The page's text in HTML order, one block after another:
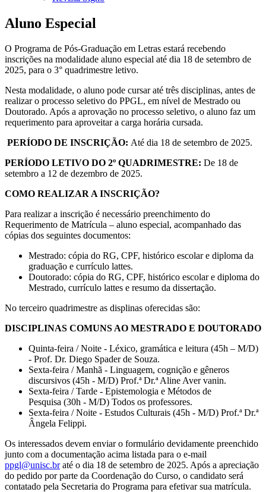
Aluno Especial
O Programa de Pós-Graduação em Letras estará recebendo
inscrições na modalidade aluno especial até dia 18 de setembro de
2025, para o 3° quadrimestre letivo.
Nesta modalidade, o aluno pode cursar até três disciplinas, antes de
realizar o processo seletivo do PPGL, em nível de Mestrado ou
Doutorado. Após a aprovação no processo seletivo, o aluno faz um
requerimento para aproveitar a carga horária cursada.
PERÍODO DE INSCRIÇÃO: Até dia 18 de setembro de 2025.
PERÍODO LETIVO DO 2º QUADRIMESTRE: De 18 de
setembro a 12 de dezembro de 2025.
COMO REALIZAR A INSCRIÇÃO?
Para realizar a inscrição é necessário preenchimento do
Requerimento de Matrícula – aluno especial, acompanhado das
cópias dos seguintes documentos:
Mestrado: cópia do RG, CPF, histórico escolar e diploma da
graduação e currículo lattes.
Doutorado: cópia do RG, CPF, histórico escolar e diploma do
Mestrado, currículo lattes e resumo da dissertação.
No terceiro quadrimestre as displinas oferecidas são:
DISCIPLINAS COMUNS AO MESTRADO E DOUTORADO
Quinta-feira / Noite - Léxico, gramática e leitura (45h – M/D)
- Prof. Dr. Diego Spader de Souza.
Sexta-feira / Manhã - Linguagem, cognição e gêneros
discursivos (45h - M/D) Prof.ª Dr.ª Aline Aver vanin.
Sexta-feira / Tarde - Epistemologia e Métodos de
Pesquisa (30h - M/D) Todos os professores.
Sexta-feira / Noite - Estudos Culturais (45h - M/D) Prof.ª Dr.ª
Ângela Felippi.
Os interessados devem enviar o formulário devidamente preenchido
junto com a documentação acima listada para o e-mail
ppgl@unisc.braté o dia 18 de setembro de 2025. Após a apreciação
do pedido por parte da Coordenação do Curso, o candidato será
contatado pela Secretaria do Programa para efetivar sua matrícula.